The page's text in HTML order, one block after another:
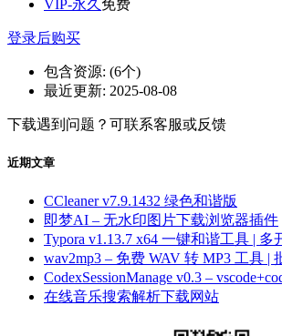
VIP-永久 免费
登录后购买
包含资源: (6个)
最近更新: 2025-08-08
下载遇到问题？可联系客服或反馈
近期文章
CCleaner v7.9.1432 绿色和谐版
即梦AI – 无水印图片下载浏览器插件
Typora v1.13.7 x64 一键和谐工具 |
wav2mp3 – 免费 WAV 转 MP3 工具 |
CodexSessionManage v0.3 –
在线音乐搜索解析下载网站